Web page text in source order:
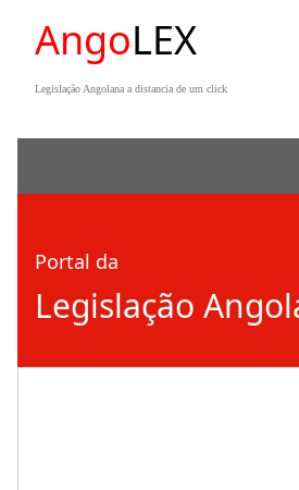
AngoLEX
Legislação Angolana a distancia de um click
Portal da
Legislação